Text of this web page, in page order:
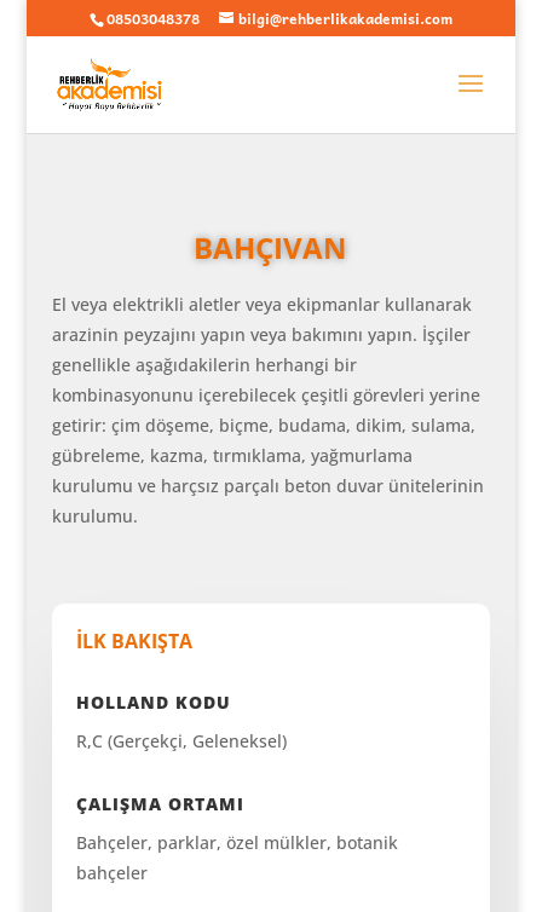
08503048378 bilgi@rehberlikakademisi.com
BAHÇIVAN
El veya elektrikli aletler veya ekipmanlar kullanarak
arazinin peyzajını yapın veya bakımını yapın. İşçiler
genellikle aşağıdakilerin herhangi bir
kombinasyonunu içerebilecek çeşitli görevleri yerine
getirir: çim döşeme, biçme, budama, dikim, sulama,
gübreleme, kazma, tırmıklama, yağmurlama
kurulumu ve harçsız parçalı beton duvar ünitelerinin
kurulumu.
İLK BAKIŞTA
HOLLAND KODU
R,C (Gerçekçi, Geleneksel)
ÇALIŞMA ORTAMI
Bahçeler, parklar, özel mülkler, botanik
bahçeler